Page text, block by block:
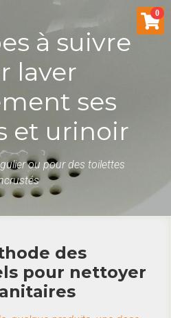
0
WC efficace
à suivre
laver
ses
et urinoir
ou pour des toilettes
des
pour nettoyer
×
DE LA BOUTIQUE